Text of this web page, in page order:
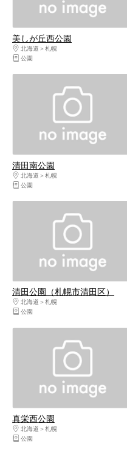
美しが丘西公園
北海道
札幌
公園
清田南公園
北海道
札幌
公園
清田公園（札幌市清田区）
北海道
札幌
公園
真栄西公園
北海道
札幌
公園